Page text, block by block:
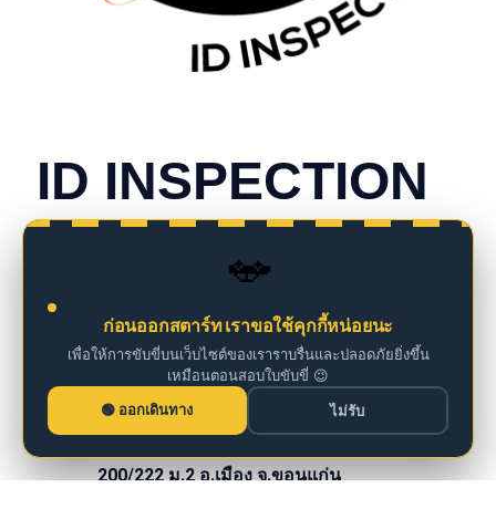
🚗
ก่อนออกสตาร์ท เราขอใช้คุกกี้หน่อยนะ
เพื่อให้การขับขี่บนเว็บไซต์ของเราราบรื่นและปลอดภัยยิ่งขึ้น
เหมือนตอนสอบใบขับขี่ 😉
ออกเดินทาง
ไม่รับ
ID INSPECTION
iddm@iddrives.co.th
200/222 ม.2 อ.เมือง จ.ขอนแก่น